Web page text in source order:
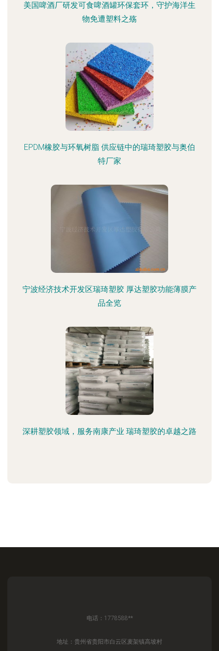
美国啤酒厂研发可食啤酒罐环保套环，守护海洋生
物免遭塑料之殇
EPDM橡胶与环氧树脂 供应链中的瑞琦塑胶与奥伯
特厂家
宁波经济技术开发区瑞琦塑胶 厚达塑胶功能薄膜产
品全览
深耕塑胶领域，服务南康产业 瑞琦塑胶的卓越之路
电话：1778588**
地址：贵州省贵阳市白云区麦架镇高坡村